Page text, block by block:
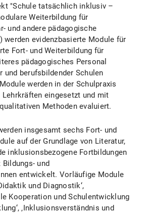
"Schule tatsächlich inklusiv –
Weiterbildung für
und andere pädagogische
werden evidenzbasierte Module für
Fort- und Weiterbildung für
pädagogisches Personal
und berufsbildender Schulen
werden in der Schulpraxis
eingesetzt und mit
Methoden evaluiert.
insgesamt sechs Fort- und
auf der Grundlage von Literatur,
inklusionsbezogene Fortbildungen
und
entwickelt. Vorläufige Module
und Diagnostik‘,
Kooperation und Schulentwicklung
‚Inklusionsverständnis und